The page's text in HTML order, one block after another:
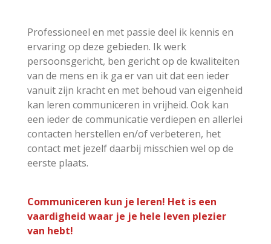
Professioneel en met passie deel ik kennis en
ervaring op deze gebieden. Ik werk
persoonsgericht, ben gericht op de kwaliteiten
van de mens en ik ga er van uit dat een ieder
vanuit zijn kracht en met behoud van eigenheid
kan leren communiceren in vrijheid. Ook kan
een ieder de communicatie verdiepen en allerlei
contacten herstellen en/of verbeteren, het
contact met jezelf daarbij misschien wel op de
eerste plaats.
Communiceren kun je leren! Het is een
vaardigheid waar je je hele leven plezier
van hebt!